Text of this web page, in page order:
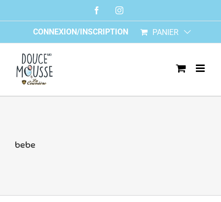
FacebookInstagram
CONNEXION/INSCRIPTION PANIER
bebe